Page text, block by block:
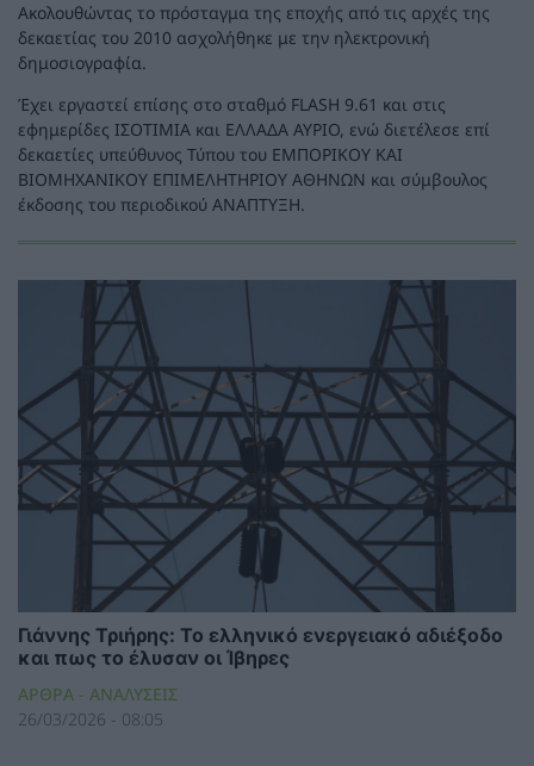
Ακολουθώντας το πρόσταγμα της εποχής από τις αρχές της
δεκαετίας του 2010 ασχολήθηκε με την ηλεκτρονική
δημοσιογραφία.
Έχει εργαστεί επίσης στο σταθμό FLASH 9.61 και στις
εφημερίδες ΙΣΟΤΙΜΙΑ και ΕΛΛΑΔΑ ΑΥΡΙΟ, ενώ διετέλεσε επί
δεκαετίες υπεύθυνος Τύπου του ΕΜΠΟΡΙΚΟΥ ΚΑΙ
ΒΙΟΜΗΧΑΝΙΚΟΥ ΕΠΙΜΕΛΗΤΗΡΙΟΥ ΑΘΗΝΩΝ και σύμβουλος
έκδοσης του περιοδικού ΑΝΑΠΤΥΞΗ.
Γιάννης Τριήρης: Το ελληνικό ενεργειακό αδιέξοδο
και πως το έλυσαν οι Ίβηρες
ΑΡΘΡΑ - ΑΝΑΛΥΣΕΙΣ
26/03/2026 - 08:05